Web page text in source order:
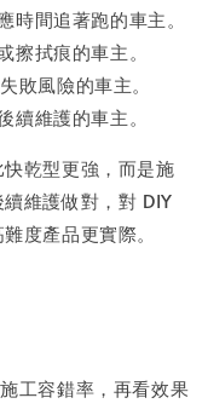
間追著跑的車主。
拭痕的車主。
敗風險的車主。
續維護的車主。
乾型更強，而是施
維護做對，對 DIY
度產品更實際。
工容錯率，再看效果